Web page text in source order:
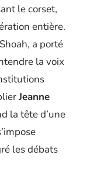
le corset,
entière.
a porté
la voix
Jeanne
la tête d’une
les débats